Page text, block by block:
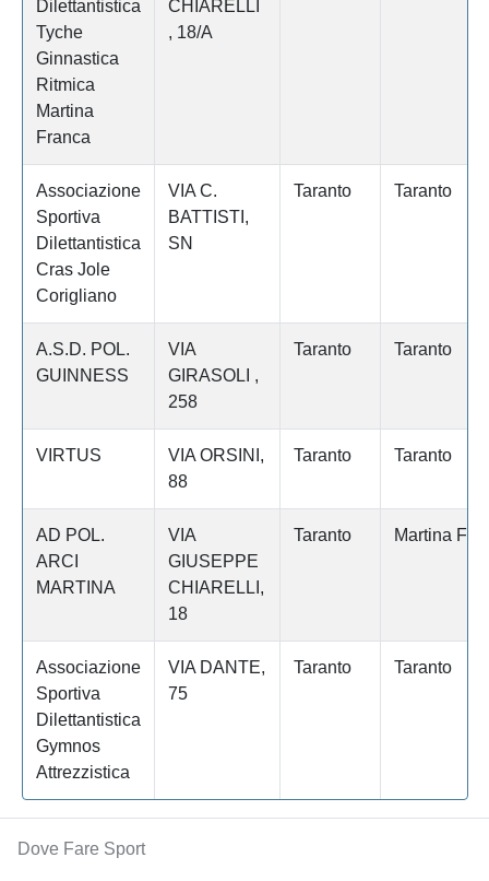
Dilettantistica
Tyche
Ginnastica
Ritmica
Martina
Franca
CHIARELLI
, 18/A
Associazione
Sportiva
Dilettantistica
Cras Jole
Corigliano
VIA C.
BATTISTI,
SN
Taranto Taranto
A.S.D. POL.
GUINNESS
VIA
GIRASOLI ,
258
Taranto Taranto
VIRTUS
VIA ORSINI,
88
Taranto Taranto
AD POL.
ARCI
MARTINA
VIA
GIUSEPPE
CHIARELLI,
18
Taranto Martina
Associazione
Sportiva
Dilettantistica
Gymnos
Attrezzistica
VIA DANTE,
75
Taranto Taranto
Dove Fare Sport